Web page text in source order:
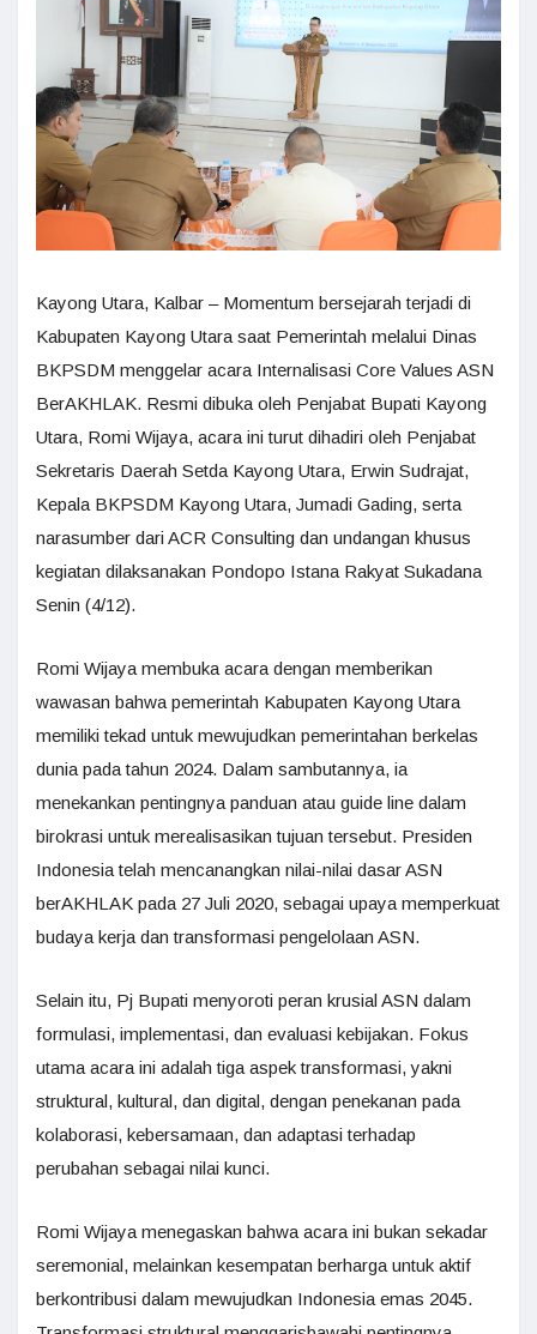
Kayong Utara, Kalbar – Momentum bersejarah terjadi di
Kabupaten Kayong Utara saat Pemerintah melalui Dinas
BKPSDM menggelar acara Internalisasi Core Values ASN
BerAKHLAK. Resmi dibuka oleh Penjabat Bupati Kayong
Utara, Romi Wijaya, acara ini turut dihadiri oleh Penjabat
Sekretaris Daerah Setda Kayong Utara, Erwin Sudrajat,
Kepala BKPSDM Kayong Utara, Jumadi Gading, serta
narasumber dari ACR Consulting dan undangan khusus
kegiatan dilaksanakan Pondopo Istana Rakyat Sukadana
Senin (4/12).
Romi Wijaya membuka acara dengan memberikan
wawasan bahwa pemerintah Kabupaten Kayong Utara
memiliki tekad untuk mewujudkan pemerintahan berkelas
dunia pada tahun 2024. Dalam sambutannya, ia
menekankan pentingnya panduan atau guide line dalam
birokrasi untuk merealisasikan tujuan tersebut. Presiden
Indonesia telah mencanangkan nilai-nilai dasar ASN
berAKHLAK pada 27 Juli 2020, sebagai upaya memperkuat
budaya kerja dan transformasi pengelolaan ASN.
Selain itu, Pj Bupati menyoroti peran krusial ASN dalam
formulasi, implementasi, dan evaluasi kebijakan. Fokus
utama acara ini adalah tiga aspek transformasi, yakni
struktural, kultural, dan digital, dengan penekanan pada
kolaborasi, kebersamaan, dan adaptasi terhadap
perubahan sebagai nilai kunci.
Romi Wijaya menegaskan bahwa acara ini bukan sekadar
seremonial, melainkan kesempatan berharga untuk aktif
berkontribusi dalam mewujudkan Indonesia emas 2045.